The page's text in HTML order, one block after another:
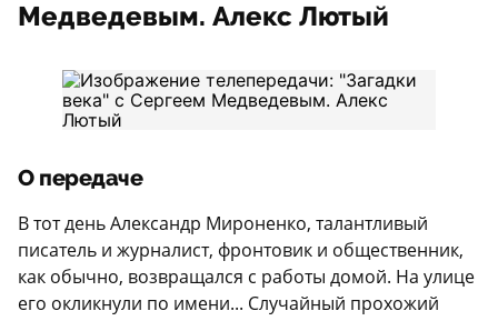
Медведевым. Алекс Лютый
О передаче
В тот день Александр Мироненко, талантливый
писатель и журналист, фронтовик и общественник,
как обычно, возвращался с работы домой. На улице
его окликнули по имени... Случайный прохожий